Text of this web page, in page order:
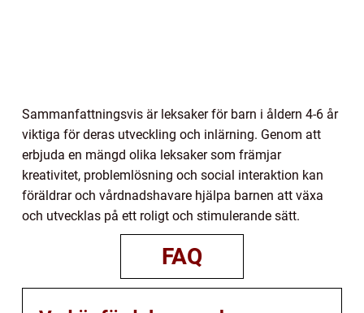
Sammanfattningsvis är leksaker för barn i åldern 4-6 år
viktiga för deras utveckling och inlärning. Genom att
erbjuda en mängd olika leksaker som främjar
kreativitet, problemlösning och social interaktion kan
föräldrar och vårdnadshavare hjälpa barnen att växa
och utvecklas på ett roligt och stimulerande sätt.
FAQ